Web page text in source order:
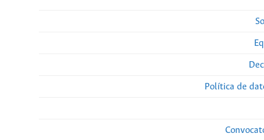
Política de